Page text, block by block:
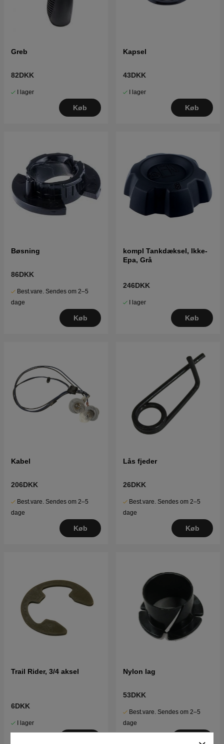
Greb
82DKK
I lager
Køb
Kapsel
43DKK
I lager
Køb
Bøsning
86DKK
Best.vare. Sendes om 2–5
dage
Køb
kompl Tankdæksel, Ikke-
Epa, Grå
246DKK
I lager
Køb
Kabel
206DKK
Best.vare. Sendes om 2–5
dage
Køb
Lås fjeder
26DKK
Best.vare. Sendes om 2–5
dage
Køb
Trail Rider, 3/4 aksel
6DKK
I lager
Nylon lag
53DKK
Best.vare. Sendes om 2–5
dage